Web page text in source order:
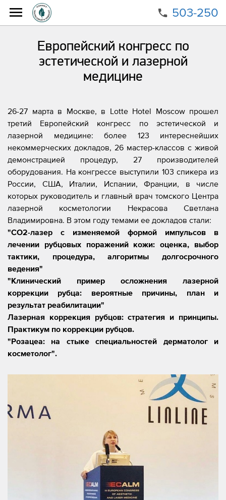
503-250
Научно-образовательная деятельность
Европейский конгресс по эстетической и лазерной
медицине
Европейский конгресс по
эстетической и лазерной
медицине
26-27 марта в Москве, в Lotte Hotel Moscow прошел
третий Европейский конгресс по эстетической и
лазерной медицине: более 123 интереснейших
некоммерческих докладов, 26 мастер-классов с живой
демонстрацией процедур, 27 производителей
оборудования. На конгрессе выступили 103 спикера из
России, США, Италии, Испании, Франции, в числе
которых руководитель и главный врач томского Центра
лазерной косметологии Некрасова Светлана
Владимировна. В этом году темами ее докладов стали:
"CO2-лазер с изменяемой формой импульсов в
лечении рубцовых поражений кожи: оценка, выбор
тактики, процедура, алгоритмы долгосрочного
ведения"
"Клинический пример осложнения лазерной
коррекции рубца: вероятные причины, план и
результат реабилитации"
Лазерная коррекция рубцов: стратегия и принципы.
Практикум по коррекции рубцов.
"Розацеа: на стыке специальностей дерматолог и
косметолог".